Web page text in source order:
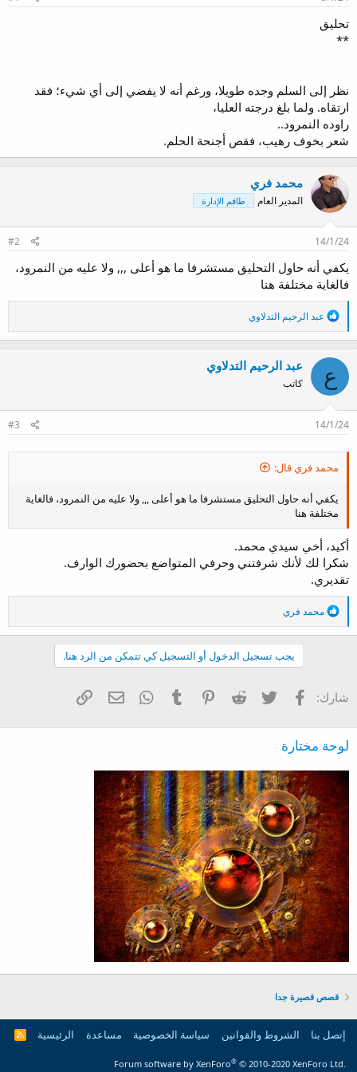
و
ض
و
تحليق
**
نظر إلى السلم وجده طويلا، ورغم أنه لا يفضي إلى أي شيء؛ فقد
ارتقاه. ولما بلغ درجته العليا،
راوده النمرود..
شعر بخوف رهيب، فقص أجنحة الحلم.
محمد فري
المدير العام طاقم الإدارة
14/1/24
#2
يكفي أنه حاول التحليق مستشرفا ما هو أعلى ,,, ولا عليه من النمرود،
فالغاية مختلفة هنا
ا
ت
ل
:
عبد الرحيم التدلاوي
ع عبد الرحيم التدلاوي
كاتب
14/1/24
#3
محمد فري قال:
يكفي أنه حاول التحليق مستشرفا ما هو أعلى ,,, ولا عليه من النمرود، فالغاية
مختلفة هنا
أكيد، أخي سيدي محمد.
شكرا لك لأنك شرفتني وحرفي المتواضع بحضورك الوارف.
تقديري.
ا
ت
ا
محمد فري
يجب تسجيل الدخول أو التسجيل كي تتمكن من الرد هنا.
شارك: فيسبوك تويتر Reddit
Pinterest
Tumblr
WhatsAppالبريد الإلكتروني
الرابط
لوحة مختارة
قصص قصيرة جدا
إتصل بنا الشروط والقوانين سياسة الخصوصية مساعدة الرئيسية
R
Forum software by XenForo® © 2010-2020 XenForo Ltd.